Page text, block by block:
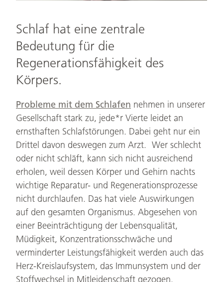
Schlaf hat eine zentrale
Bedeutung für die
Regenerationsfähigkeit des
Körpers.
Probleme mit dem Schlafen nehmen in unserer
Gesellschaft stark zu, jede*r Vierte leidet an
ernsthaften Schlafstörungen. Dabei geht nur ein
Drittel davon deswegen zum Arzt. Wer schlecht
oder nicht schläft, kann sich nicht ausreichend
erholen, weil dessen Körper und Gehirn nachts
wichtige Reparatur- und Regenerationsprozesse
nicht durchlaufen. Das hat viele Auswirkungen
auf den gesamten Organismus. Abgesehen von
einer Beeinträchtigung der Lebensqualität,
Müdigkeit, Konzentrationsschwäche und
verminderter Leistungsfähigkeit werden auch das
Herz-Kreislaufsystem, das Immunsystem und der
Stoffwechsel in Mitleidenschaft gezogen.